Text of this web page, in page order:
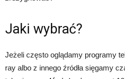
Jaki wybrać?
Jeżeli często oglądamy programy
ray albo z innego źródła sięgamy